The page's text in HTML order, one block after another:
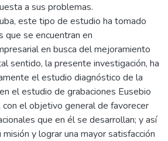
a sus problemas.
este tipo de estudio ha tomado
que se encuentran en
en busca del mejoramiento
sentido, la presente investigación, ha
el estudio diagnóstico de la
el estudio de grabaciones Eusebio
con el objetivo general de favorecer
que en él se desarrollan; y así
y lograr una mayor satisfacción